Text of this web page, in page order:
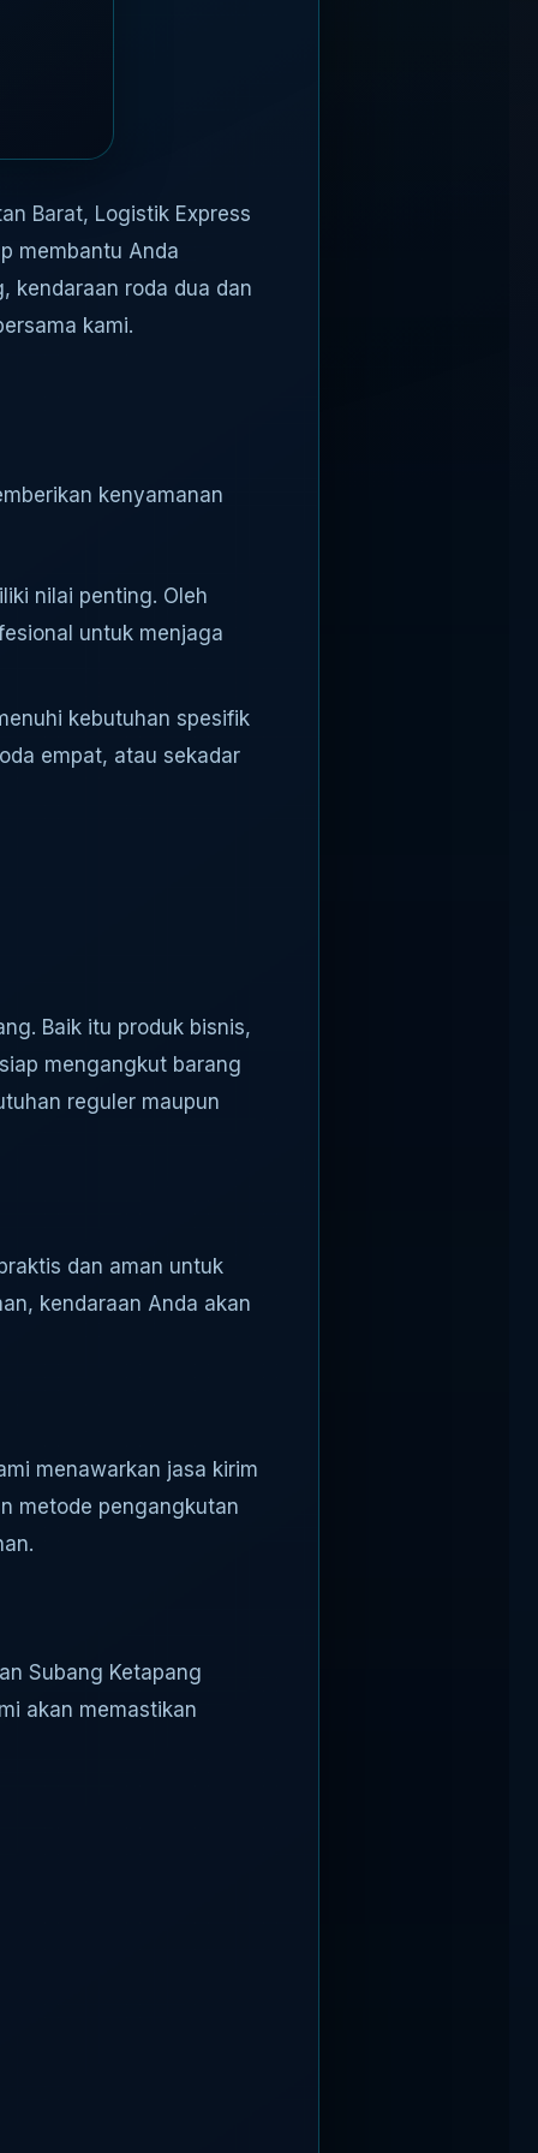
Barat, Logistik Express
membantu Anda
kendaraan roda dua dan
kami.
kenyamanan
nilai penting. Oleh
untuk menjaga
kebutuhan spesifik
empat, atau sekadar
Baik itu produk bisnis,
mengangkut barang
reguler maupun
dan aman untuk
kendaraan Anda akan
menawarkan jasa kirim
metode pengangkutan
Subang Ketapang
akan memastikan